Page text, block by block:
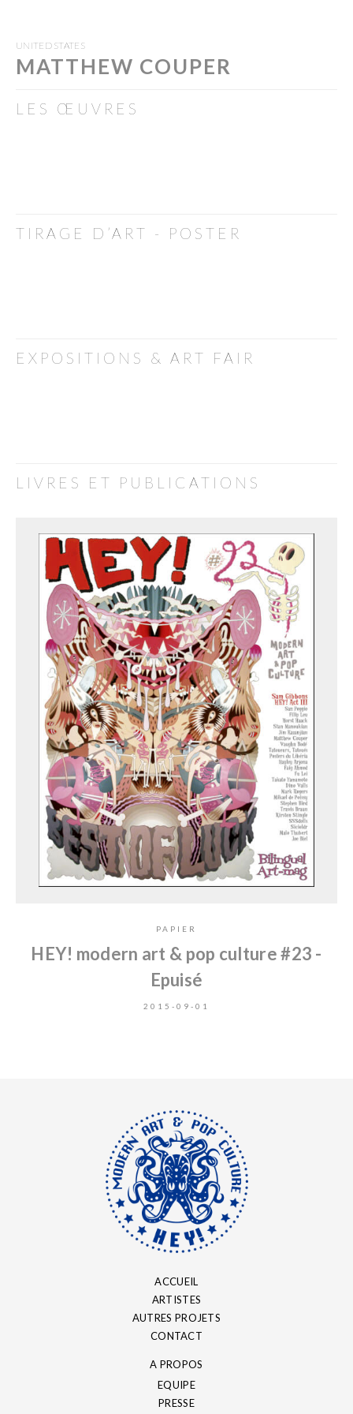
UNITED STATES
MATTHEW COUPER
LES ŒUVRES
TIRAGE D’ART - POSTER
EXPOSITIONS & ART FAIR
LIVRES ET PUBLICATIONS
PAPIER
HEY! modern art & pop culture #23 -
Epuisé
2015-09-01
ACCUEIL
ARTISTES
AUTRES PROJETS
CONTACT
A PROPOS
EQUIPE
PRESSE